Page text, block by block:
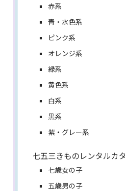
赤系
青・水色系
ピンク系
オレンジ系
緑系
黄色系
白系
黒系
紫・グレー系
七五三きものレンタルカ
七歳女の子
五歳男の子